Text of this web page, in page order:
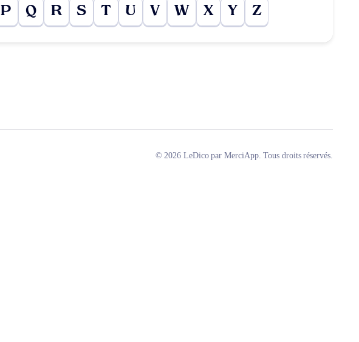
P Q R S T U V W X Y Z
© 2026 LeDico par MerciApp. Tous droits réservés.